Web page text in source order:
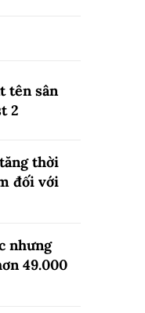
tên sân
2
thời
đối với
nhưng
49.000